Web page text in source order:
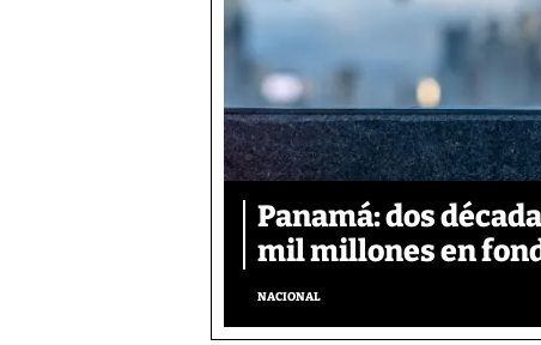
Panamá: dos
mil millones en
NACIONAL